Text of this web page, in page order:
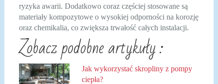
ryzyka awarii. Dodatkowo coraz częściej stosowane są
materiały kompozytowe o wysokiej odporności na korozję
oraz chemikalia, co zwiększa trwałość całych instalacji.
Zobacz podobne artykuły :
Jak wykorzystać skropliny z pompy
ciepła?